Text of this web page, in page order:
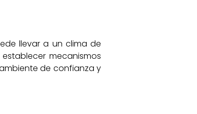
llevar a un clima de
mecanismos
de confianza y